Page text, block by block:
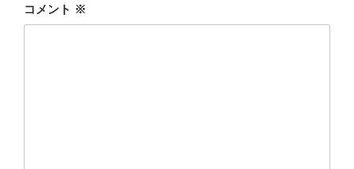
コメント ※